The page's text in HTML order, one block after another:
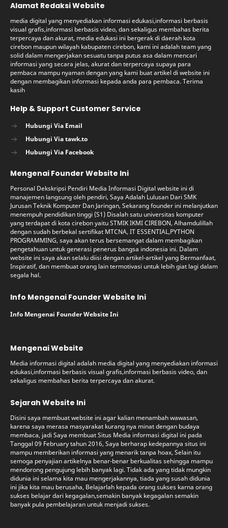
Mengenai Website
Media informasi digital adalah media digital yang menyediakan informasi
edukasi,informasi berbasis visual grafis,informasi berbasis video, dan
sekaligus membahas berita terpercaya dan akurat.
Sejarah Website Ini
Disini saya membuat website ini agar kalian menambah wawasan,
karena saya merasa masyarakat kurang nya minat dengan budaya
membaca, jadi Saya membuat Situs Media informasi digital ini pada
Tanggal 09 February tahun 2016, Saya berharap kedepannya situs ini
mampu memberikan informasi yang menarik tanpa hoax, Selain itu
semoga penyajian artikelnya benar-benar berkualitas sehingga mampu
mendorong pengujung lebih banyak lagi. Tidak ada yang tidak mungkin
didunia ini selama kita mau mengerjakannya, tiada yang susah didunia
ini jika kita mau berusaha, Belajarlah kepada orang sukses karna orang
sukses belajar dari kegagalan,semakin banyak kegagalan semakin
banyak pula pembelajaran untuk menjadi sukses.
Alamat Redaksi Website
media digital yang menyediakan informasi edukasi,informasi berbasis
visual grafis,informasi berbasis video, dan sekaligus membahas berita
terpercaya dan akurat, media edukasi ini bergerak di daerah kota
cirebon maupun wilayah kabupaten cirebon, kami ini adalah team yang
solid dalam mengerjakan sesuatu tanpa putus asa dalam mencari
informasi yang secara jelas, akurat dan terpercaya supaya para
pembaca mampu nyaman dengan yang kami buat artikel di website ini
dengan membagikan informasi kepada anda para pembaca. Terima
kasih
Help & Support Customer Service
Hubungi Via Email
Hubungi Via tawk.to
Hubungi Via Facebook
Mengenai Founder Website Ini
Personal Dekskripsi Pendiri Media Informasi Digital website ini di
manajemen langsung oleh pendiri, Saya Adalah Lulusan Dari SMK
Jurusan Teknik Komputer Dan Jaringan, Sekarang founder ini melanjutkan
menempuh pendidikan tinggi (S1) Disalah satu universitas komputer
yang terdapat di kota cirebon yaitu STMIK IKMI CIREBON, Alhamdulillah
dengan sudah berbekal sertifikat MTCNA, IT ESSENTIAL,PYTHON
PROGRAMMING, saya akan terus bersemangat dalam membagikan
pengetahuan untuk generasi penerus bangsa indonesia ini. Dalam
website ini saya akan selalu diisi dengan artikel-artikel yang Bermanfaat,
Inspiratif, dan membuat orang lain termotivasi untuk lebih giat lagi dalam
segala hal.
Info Mengenai Founder Website Ini
Info Mengenai Founder Website Ini